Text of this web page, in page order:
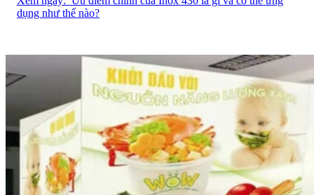
dụng như thế nào?